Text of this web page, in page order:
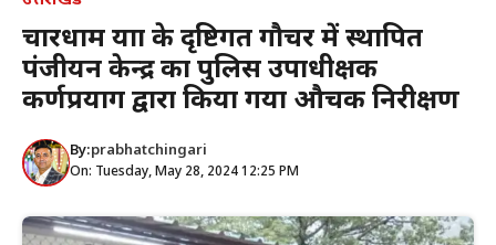
चारधाम यात्रा के दृष्टिगत गौचर में स्थापित
पंजीयन केन्द्र का पुलिस उपाधीक्षक
कर्णप्रयाग द्वारा किया गया औचक निरीक्षण
By:prabhatchingari
On: Tuesday, May 28, 2024 12:25 PM